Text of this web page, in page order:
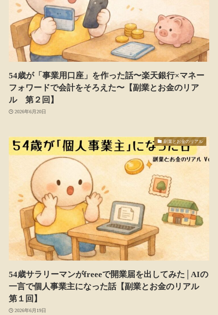
54歳が「事業用口座」を作った話〜楽天銀行×マネー
フォワードで会計をそろえた〜【副業とお金のリア
ル 第２回】
2026年6月20日
副業とお金のリアル
54歳サラリーマンがfreeeで開業届を出してみた│AIの
一言で個人事業主になった話【副業とお金のリアル
第１回】
2026年6月19日